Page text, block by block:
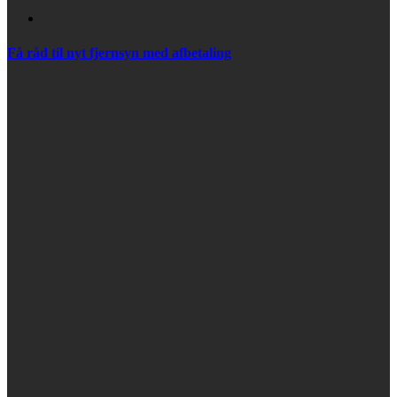
Få råd til nyt fjernsyn med afbetaling